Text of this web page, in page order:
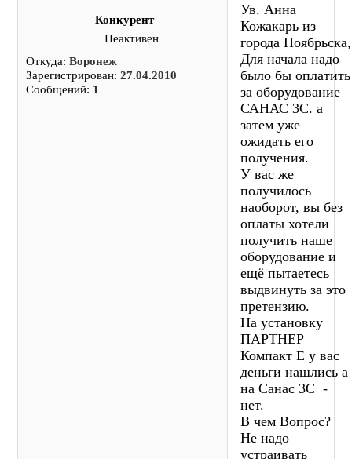
Конкурент
Неактивен
Откуда:Воронеж
Зарегистрирован:27.04.2010
Сообщений: 1
Ув. Анна
Кожакарь из
города Ноябрьска,
Для начала надо
было бы оплатить
за оборудование
САНАС 3С. а
затем уже
ожидать его
получения.
У вас же
получилось
наоборот, вы без
оплаты хотели
получить наше
оборудование и
ещё пытаетесь
выдвинуть за это
претензию.
На установку
ПАРТНЕР
Компакт Е у вас
деньги нашлись а
на Санас 3С -
нет.
В чем Вопрос?
Не надо
устраивать